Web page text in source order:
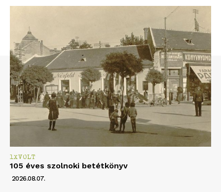
1XVOLT
105 éves szolnoki betétkönyv
2026.08.07.